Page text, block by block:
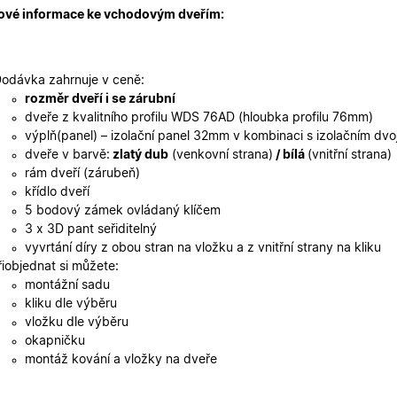
informace ke vchodovým dveřím:
zahrnuje v ceně:
rozměr dveří i se zárubní
dveře z kvalitního profilu WDS 76AD (hloubka profilu 76mm)
výplň(panel) – izolační panel 32mm v kombinaci s izolačním
dveře v barvě: zlatý dub (venkovní strana) / bílá (vnitřní strana)
rám dveří (zárubeň)
křídlo dveří
5 bodový zámek ovládaný klíčem
3 x 3D pant seřiditelný
vyvrtání díry z obou stran na vložku a z vnitřní strany na kliku
si můžete:
montážní sadu
kliku dle výběru
vložku dle výběru
okapničku
montáž kování a vložky na dveře
oknadverenamiru.cz
1
týden
Tento soubor cookie slouží k zobrazení
zajišťuje konzistentní uživatelský zážitek.
sekund
CookieScript
.oknadverenamiru.cz
měsíců
4
týdny
Tento soubor cookie používá služba Cookie-
zapamatování předvoleb souhlasu se soubory
Je nutné, aby banner cookie Cookie-Script.com
.oknadverenamiru.cz 1 měsíc
.oknadverenamiru.cz 1 měsíc
Tento soubor cookie uchovává informaci o
.oknadverenamiru.cz 1 měsíc
Tento soubor cookie se používá k uložení
.oknadverenamiru.cz
Poskytovatel/
Poskytovatel /Doména Vyprší
Popis
Zásadách ochrany osobních údajů společnosti Google